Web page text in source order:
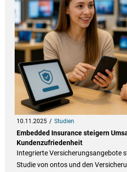
10.11.2025 Studien
Embedded Insurance steigern
Kundenzufriedenheit
Integrierte Versicherungsangebote
Studie von ontos und den